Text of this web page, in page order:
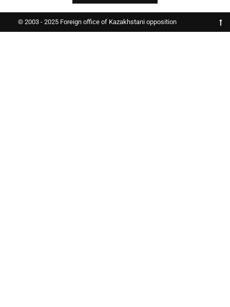
© 2003 - 2025 Foreign office of Kazakhstani opposition